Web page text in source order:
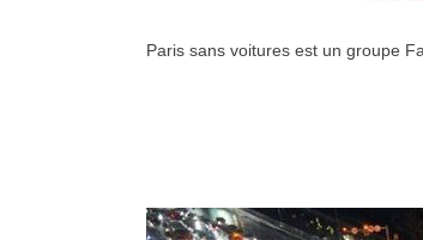
Paris sans voitures est un groupe